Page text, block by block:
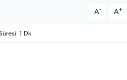
A- A+
1 Dk